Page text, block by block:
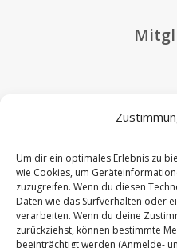
Um dir ein optimales Erlebnis zu
wie Cookies, um
zuzugreifen. Wenn du diesen
Daten wie das Surfverhalten oder
verarbeiten. Wenn du deine
zurückziehst, können bestimmte
beeinträchtigt werden (Anmelde-